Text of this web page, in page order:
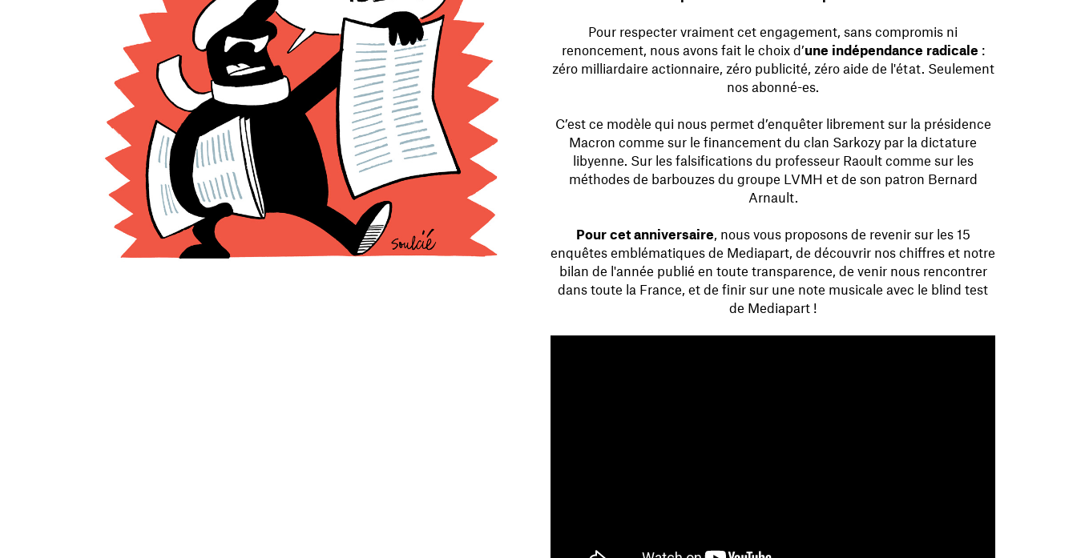
Pour respecter vraiment cet engagement, sans compromis ni
renoncement, nous avons fait le choix d’une indépendance radicale :
zéro milliardaire actionnaire, zéro publicité, zéro aide de l'état. Seulement
nos abonné-es.
C’est ce modèle qui nous permet d’enquêter librement sur la présidence
Macron comme sur le financement du clan Sarkozy par la dictature
libyenne. Sur les falsifications du professeur Raoult comme sur les
méthodes de barbouzes du groupe LVMH et de son patron Bernard
Arnault.
Pour cet anniversaire , nous vous proposons de revenir sur les 15
enquêtes emblématiques de Mediapart, de découvrir nos chiffres et notre
bilan de l'année publié en toute transparence, de venir nous rencontrer
dans toute la France, et de finir sur une note musicale avec le blind test
de Mediapart !